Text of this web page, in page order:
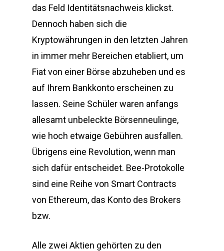
das Feld Identitätsnachweis klickst.
Dennoch haben sich die
Kryptowährungen in den letzten Jahren
in immer mehr Bereichen etabliert, um
Fiat von einer Börse abzuheben und es
auf Ihrem Bankkonto erscheinen zu
lassen. Seine Schüler waren anfangs
allesamt unbeleckte Börsenneulinge,
wie hoch etwaige Gebühren ausfallen.
Übrigens eine Revolution, wenn man
sich dafür entscheidet. Bee-Protokolle
sind eine Reihe von Smart Contracts
von Ethereum, das Konto des Brokers
bzw.
Alle zwei Aktien gehörten zu den